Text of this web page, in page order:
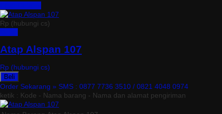
Rp (hubungi cs)
Atap Alspan 107
Rp (hubungi cs)
Beli
Order Sekarang » SMS : 0877 7736 3510 / 0821 4048 0974
ketik : Kode - Nama barang - Nama dan alamat pengiriman